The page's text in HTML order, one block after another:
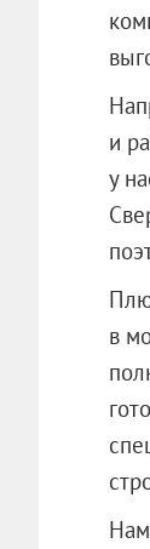
и
у
в